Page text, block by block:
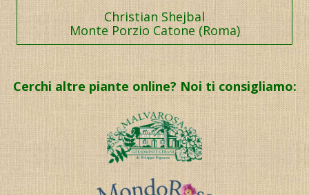
Christian Shejbal
Monte Porzio Catone (Roma)
Cerchi altre piante online? Noi ti consigliamo: